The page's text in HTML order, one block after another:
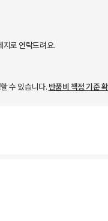
지로 연락드려요.
수 있습니다. 반품비 책정 기준